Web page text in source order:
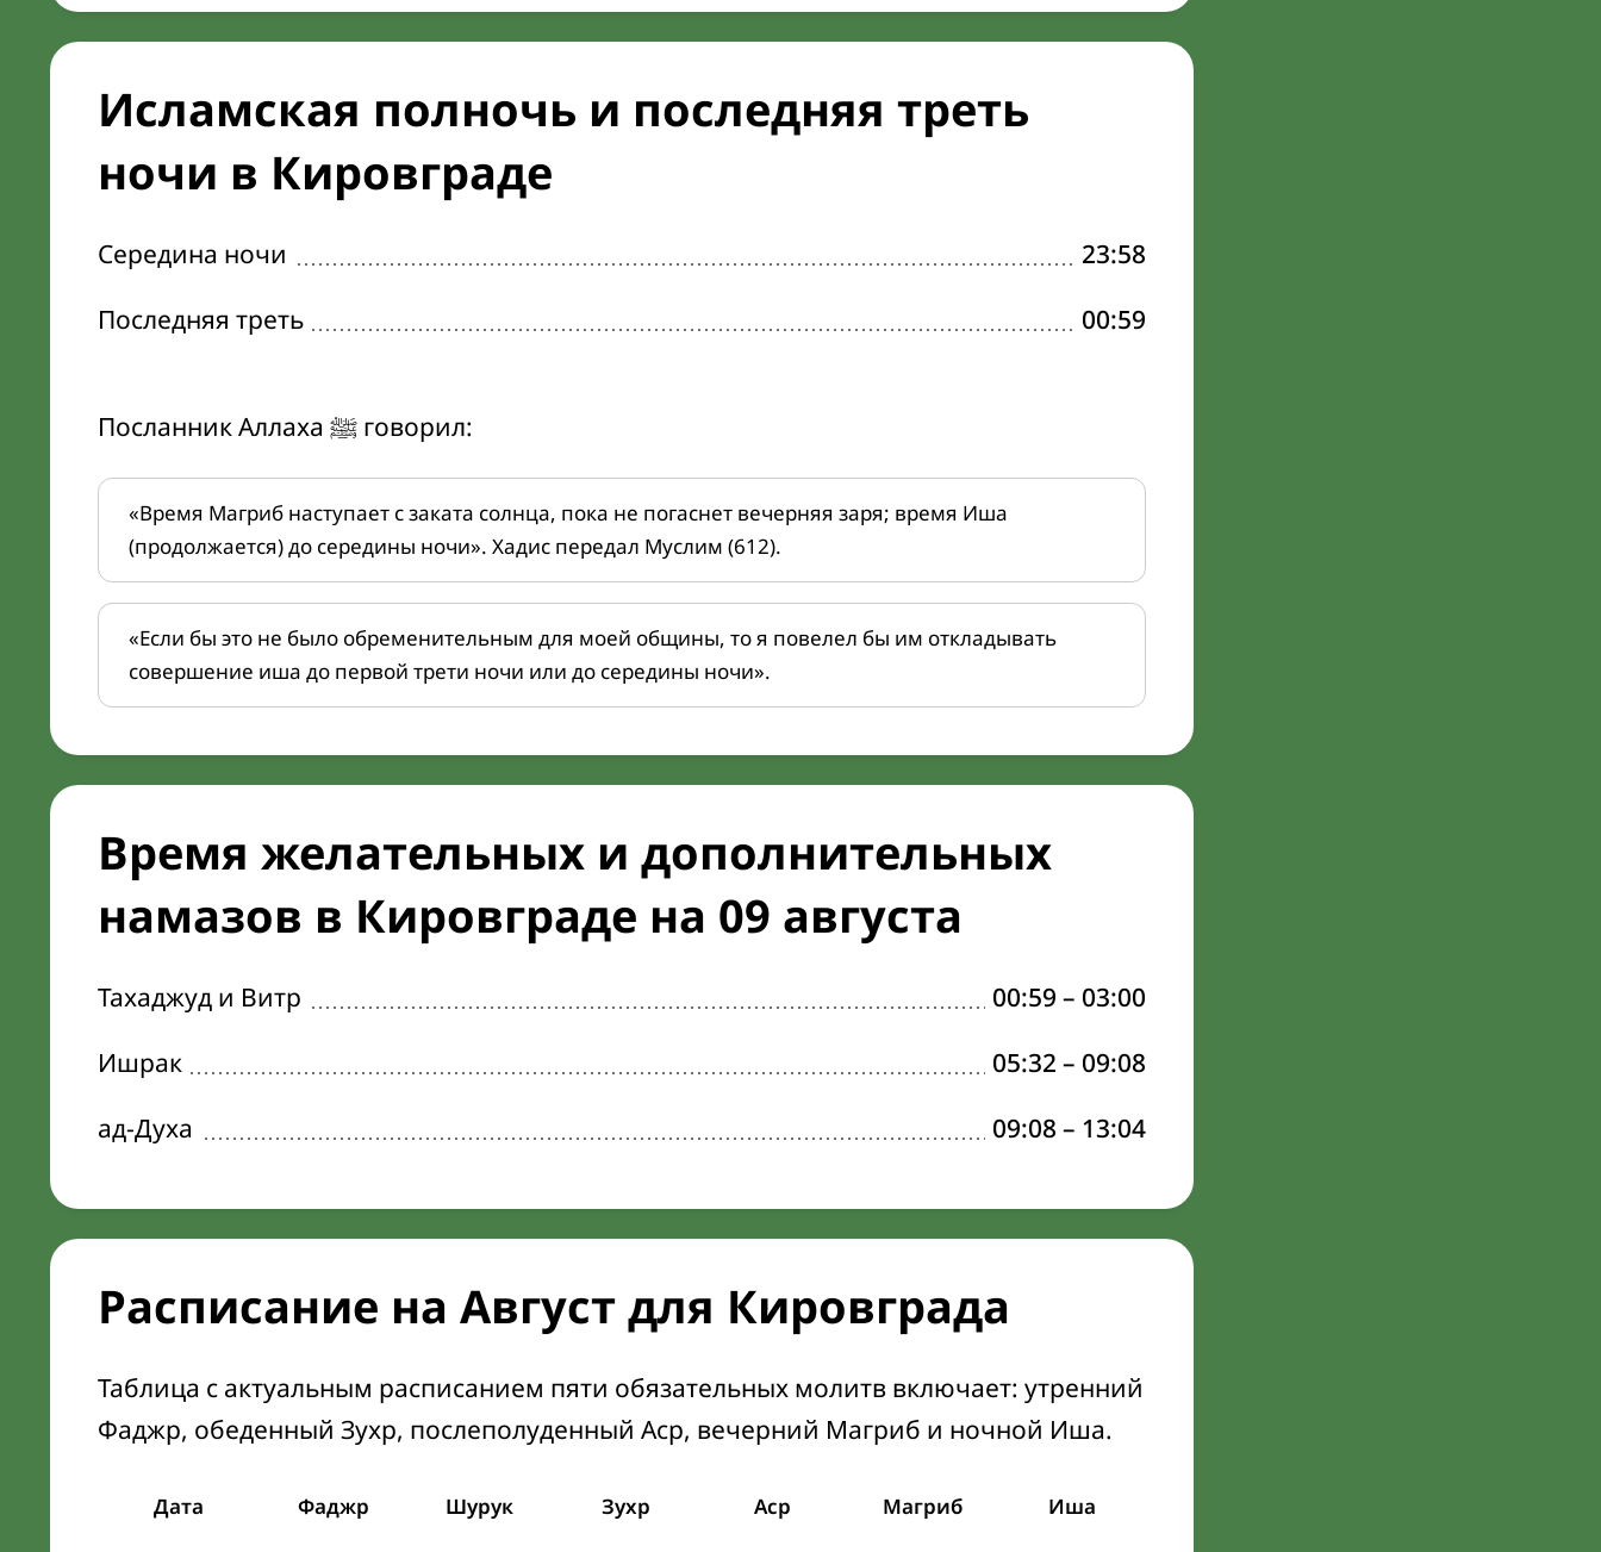
Исламская полночь и последняя треть
ночи в Кировграде
Середина ночи
23:58
Последняя треть
00:59
Посланник Аллаха ﷺ говорил:
«Время Магриб наступает с заката солнца, пока не погаснет вечерняя заря; время Иша
(продолжается) до середины ночи». Хадис передал Муслим (612).
«Если бы это не было обременительным для моей общины, то я повелел бы им откладывать
совершение иша до первой трети ночи или до середины ночи».
Время желательных и дополнительных
намазов в Кировграде на 09 августа
Тахаджуд и Витр 00:59 – 03:00
Ишрак
05:32 – 09:08
ад-Духа
09:08 – 13:04
Расписание на Август для Кировграда
Таблица с актуальным расписанием пяти обязательных молитв включает: утренний
Фаджр, обеденный Зухр, послеполуденный Аср, вечерний Магриб и ночной Иша.
Дата Фаджр Шурук Зухр Аср Магриб Иша